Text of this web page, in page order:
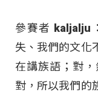
參賽者 kaljalju
失、我們的文化
在講族語；對
對，所以我們的